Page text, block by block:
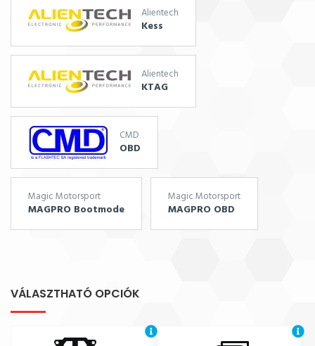
Alientech
Kess
Alientech
KTAG
CMD
OBD
Magic Motorsport
MAGPRO Bootmode
Magic Motorsport
MAGPRO OBD
VÁLASZTHATÓ OPCIÓK